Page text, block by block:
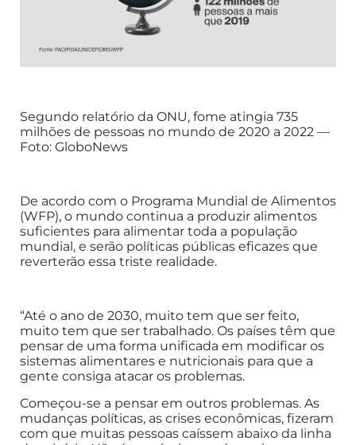
Segundo relatório da ONU, fome atingia 735
milhões de pessoas no mundo de 2020 a 2022 —
Foto: GloboNews
De acordo com o Programa Mundial de Alimentos
(WFP), o mundo continua a produzir alimentos
suficientes para alimentar toda a população
mundial, e serão políticas públicas eficazes que
reverterão essa triste realidade.
“Até o ano de 2030, muito tem que ser feito,
muito tem que ser trabalhado. Os países têm que
pensar de uma forma unificada em modificar os
sistemas alimentares e nutricionais para que a
gente consiga atacar os problemas.
Começou-se a pensar em outros problemas. As
mudanças políticas, as crises econômicas, fizeram
com que muitas pessoas caíssem abaixo da linha